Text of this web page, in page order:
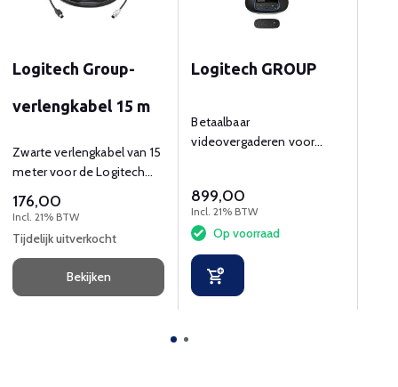
Logitech Group-
verlengkabel 15 m
Zwarte verlengkabel van 15
meter voor de Logitech
Group
176,00
Incl. 21% BTW
Tijdelijk uitverkocht
Bekijken
Logitech GROUP
Betaalbaar
videovergaderen voor
899,00
Incl. 21% BTW
Op voorraad